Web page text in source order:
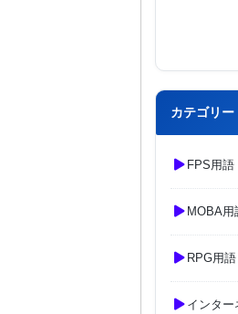
カテゴリー
FPS用語
MOBA用
RPG用語
インター